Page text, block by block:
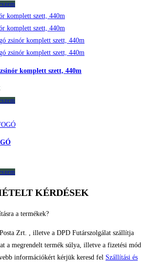
komplett szett, 440m
KÉRDÉSEK
a termékek?
Zrt. , illetve a DPD Futárszolgálat szállítja
a megrendelt termék súlya, illetve a fizetési mód
információkért kérjük keresd fel Szállítási és